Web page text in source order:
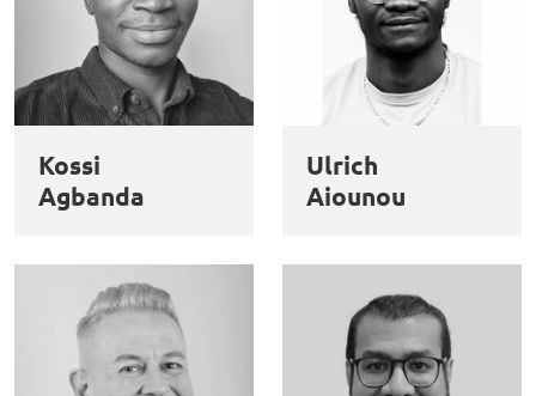
Kossi
Agbanda
Ulrich
Aiounou